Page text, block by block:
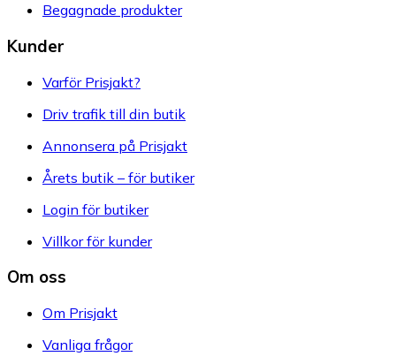
Begagnade produkter
Kunder
Varför Prisjakt?
Driv trafik till din butik
Annonsera på Prisjakt
Årets butik – för butiker
Login för butiker
Villkor för kunder
Om oss
Om Prisjakt
Vanliga frågor